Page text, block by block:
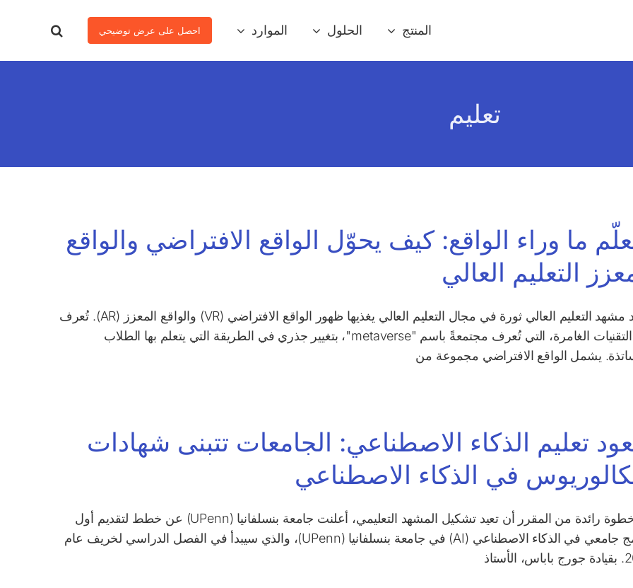
المنتج الحلول الموارد احصل على عرض توضيحي
تعليم
ما وراء الواقع: كيف يحوّل الواقع الافتراضي والواقع
التعليم العالي
يشهد مشهد التعليم العالي ثورة في مجال التعليم العالي يغذيها ظهور الواقع الافتراضي (VR) والواقع المعزز (AR). تُعرف
هذه التقنيات الغامرة، التي تُعرف مجتمعةً باسم "metaverse"، بتغيير جذري في الطريقة التي يتعلم بها الطلاب
يشمل الواقع الافتراضي مجموعة من
تعليم الذكاء الاصطناعي: الجامعات تتبنى شهادات
في الذكاء الاصطناعي
في خطوة رائدة من المقرر أن تعيد تشكيل المشهد التعليمي، أعلنت جامعة بنسلفانيا (UPenn) عن خطط لتقديم أول
برنامج جامعي في الذكاء الاصطناعي (AI) في جامعة بنسلفانيا (UPenn)، والذي سيبدأ في الفصل الدراسي لخريف عام